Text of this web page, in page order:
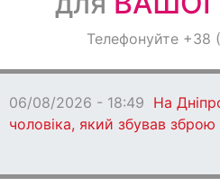
ОголошенняТелефонуйте +38
06/08/2026 - 18:49 На
чоловіка, який збував